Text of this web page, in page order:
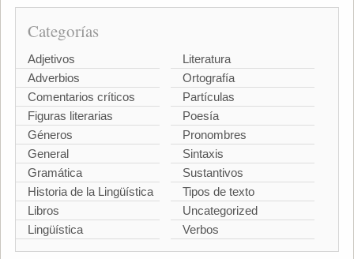
Categorías
Adjetivos
Adverbios
Comentarios críticos
Figuras literarias
Géneros
General
Gramática
Historia de la Lingüística
Libros
Lingüística
Literatura
Ortografía
Partículas
Poesía
Pronombres
Sintaxis
Sustantivos
Tipos de texto
Uncategorized
Verbos